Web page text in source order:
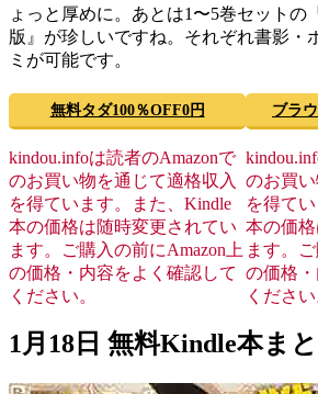
ょっと厚めに。あとは1〜5巻セット
版』が珍しいですね。それぞれ書影・
ミが可能です。
無料タダ100％OFF0円
kindou.infoは読者のAmazonで
のお買い物を通じて適格収入
を得ています。また、Kindle
本の価格は随時変更されてい
ます。ご購入の前にAmazon上
の価格・内容をよく確認して
ください。
ブラ
のお買
を得て
本の価
ます。
の価格
ください
1月18日 無料Kindle本ま